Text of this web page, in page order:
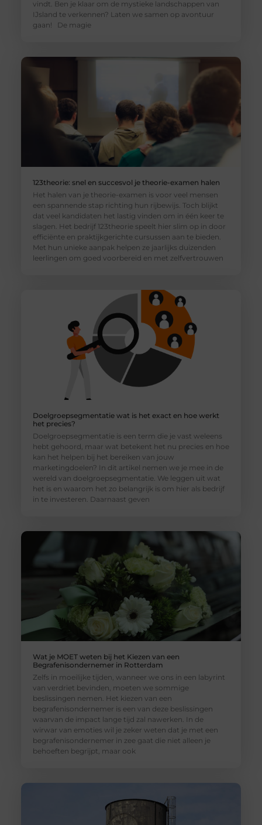
vindt. Ben je klaar om de mystieke landschappen van
IJsland te verkennen? Laten we samen op avontuur
gaan! De magie
123theorie: snel en succesvol je theorie-examen halen
Het halen van je theorie-examen is voor veel mensen
een spannende stap richting hun rijbewijs. Toch blijkt
dat veel kandidaten het lastig vinden om in één keer te
slagen. Het bedrijf 123theorie speelt hier slim op in door
efficiënte en praktijkgerichte cursussen aan te bieden.
Met hun unieke aanpak helpen ze jaarlijks duizenden
leerlingen om goed voorbereid en met zelfvertrouwen
Doelgroepsegmentatie wat is het exact en hoe werkt
het precies?
Doelgroepsegmentatie is een term die je vast weleens
hebt gehoord, maar wat betekent het nu precies en hoe
kan het helpen bij het bereiken van jouw
marketingdoelen? In dit artikel nemen we je mee in de
wereld van doelgroepsegmentatie. We leggen uit wat
het is en waarom het zo belangrijk is om hier als bedrijf
in te investeren. Daarnaast geven
Wat je MOET weten bij het Kiezen van een
Begrafenisondernemer in Rotterdam
Zelfs in moeilijke tijden, wanneer we ons in een labyrint
van verdriet bevinden, moeten we sommige
beslissingen nemen. Het kiezen van een
begrafenisondernemer is een van deze beslissingen
waarvan de impact lange tijd zal nawerken. In de
wirwar van emoties wil je zeker weten dat je met een
begrafenisondernemer in zee gaat die niet alleen je
behoeften begrijpt, maar ook